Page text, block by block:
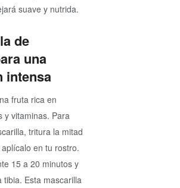
suave y nutrida.
de
una
intensa
fruta rica en
y vitaminas. Para
tritura la mitad
en tu rostro.
15 a 20 minutos y
Esta mascarilla